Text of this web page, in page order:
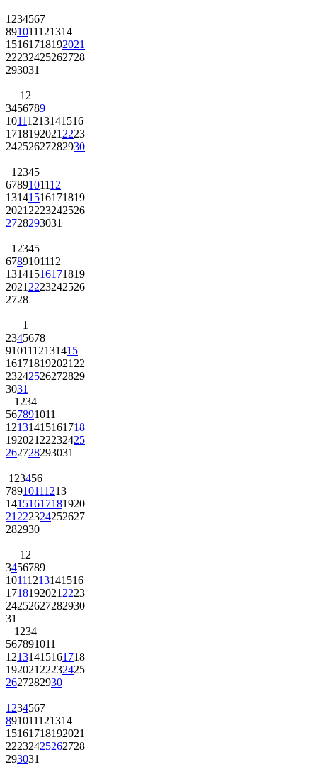
1 234567
891011121314
15161718192021
22232425262728
293031
1 2
3456789
10111213141516
1718192021 2223
24252627282930
1 2345
6789101112
13141516171819
2021 2223242526
2728293031
1 2345
6789101112
13141516171819
2021 2223242526
2728
1
2345678
9101112131415
161718192021 22
23242526272829
3031
1 234
567891011
12131415161718
192021 22232425
262728293031
1 23456
78910111213
14151617181920
21 222324252627
282930
1 2
3456789
10111213141516
1718192021 2223
24252627282930
31
1 234
567891011
12131415161718
192021 22232425
2627282930
1 234567
891011121314
15161718192021
22232425262728
293031